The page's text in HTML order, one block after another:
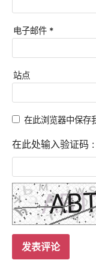
电子邮件 *
站点
在此浏览器中保存
在此处输入验证码 :